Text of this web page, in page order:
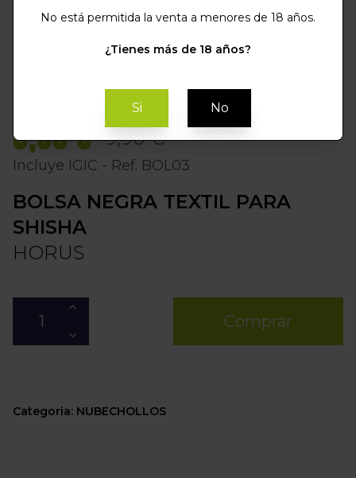
5,00 € 9,90 €
Incluye IGIC - Ref. BOL03
BOLSA NEGRA TEXTIL PARA
SHISHA
HORUS
Comprar
Categoria: NUBECHOLLOS
No está permitida la venta a menores de 18 años.
¿Tienes más de 18 años?
Si No